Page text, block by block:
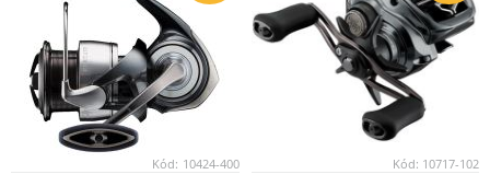
Kód: 10424-400 Kód: 10717-102